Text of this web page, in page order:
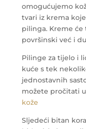
omogućujemo
tvari iz krema
pilinga. Kreme
površinski već i
Pilinge za tijelo i
kuće s tek
jednostavnih
možete pročitati
kože
Sljedeći bitan